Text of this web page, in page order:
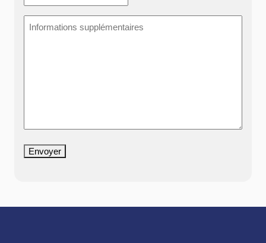
supplémentaires
Envoyer